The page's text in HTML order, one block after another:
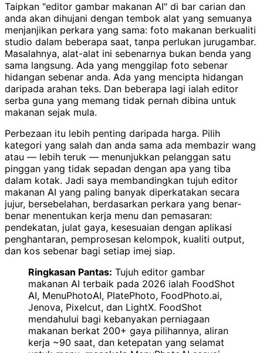
Taipkan "editor gambar makanan AI" di bar carian dan
anda akan dihujani dengan tembok alat yang semuanya
menjanjikan perkara yang sama: foto makanan berkualiti
studio dalam beberapa saat, tanpa perlukan jurugambar.
Masalahnya, alat-alat ini sebenarnya bukan benda yang
sama langsung. Ada yang menggilap foto sebenar
hidangan sebenar anda. Ada yang mencipta hidangan
daripada arahan teks. Dan beberapa lagi ialah editor
serba guna yang memang tidak pernah dibina untuk
makanan sejak mula.
Perbezaan itu lebih penting daripada harga. Pilih
kategori yang salah dan anda sama ada membazir wang
atau — lebih teruk — menunjukkan pelanggan satu
pinggan yang tidak sepadan dengan apa yang tiba
dalam kotak. Jadi saya membandingkan tujuh editor
makanan AI yang paling banyak diperkatakan secara
jujur, bersebelahan, berdasarkan perkara yang benar-
benar menentukan kerja menu dan pemasaran:
pendekatan, julat gaya, kesesuaian dengan aplikasi
penghantaran, pemprosesan kelompok, kualiti output,
dan kos sebenar bagi setiap imej siap.
Ringkasan Pantas: Tujuh editor gambar
makanan AI terbaik pada 2026 ialah FoodShot
AI, MenuPhotoAI, PlatePhoto, FoodPhoto.ai,
Jenova, Pixelcut, dan LightX. FoodShot
mendahului bagi kebanyakan perniagaan
makanan berkat 200+ gaya pilihannya, aliran
kerja ~90 saat, dan ketepatan yang selamat